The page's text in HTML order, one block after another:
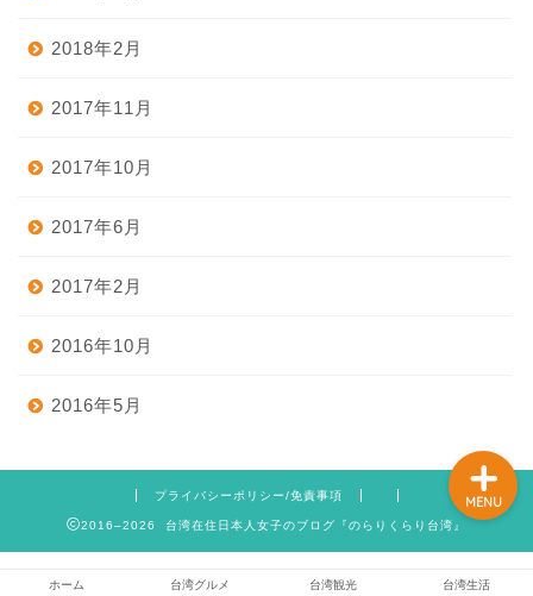
2018年2月
2017年11月
2017年10月
2017年6月
2017年2月
2016年10月
2016年5月
プライバシーポリシー/免責事項
2016–2026 台湾在住日本人女子のブログ『のらりくらり台湾』
ホーム 台湾グルメ 台湾観光 台湾生活
MENU